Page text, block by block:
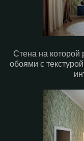
Стена на
обоями с